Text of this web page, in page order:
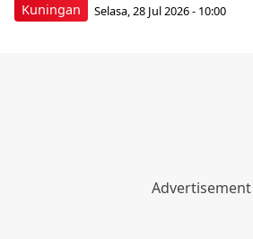
Kuningan Selasa, 28 Jul 2026 - 10:00